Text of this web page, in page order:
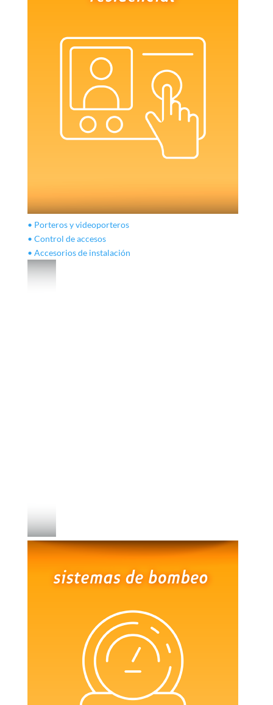
• Porteros y videoporteros
• Control de accesos
• Accesorios de instalación